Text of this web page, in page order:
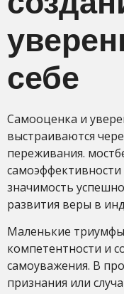
себе
Самооценка и
выстраиваются
переживания.
значимость
развития веры в
Маленькие
компетентности и
самоуважения. В
признания или